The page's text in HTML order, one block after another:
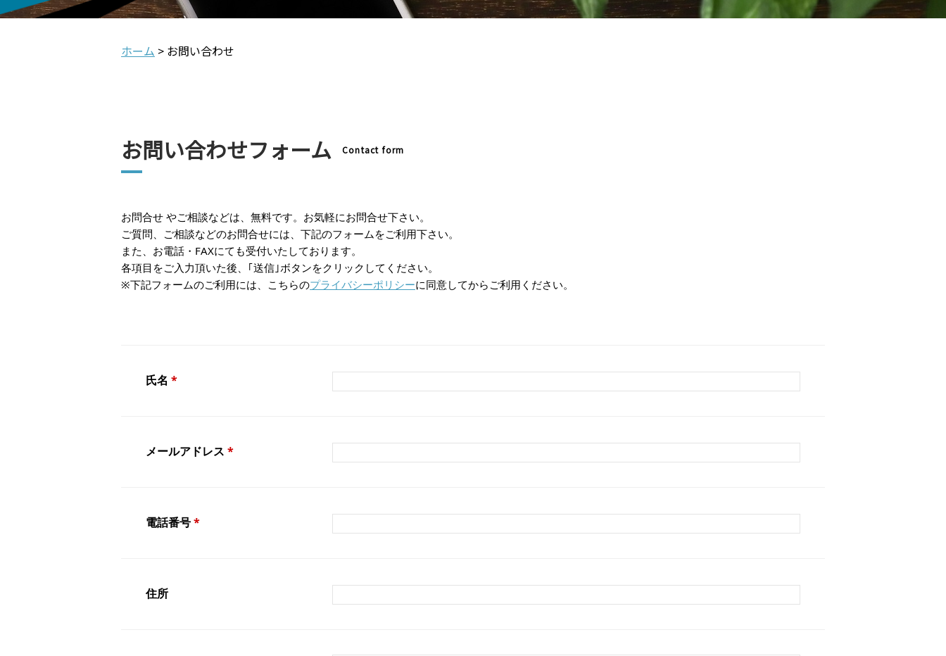
ホーム > お問い合わせ
お問い合わせフォーム Contact form
お問合せ やご相談などは、無料です。お気軽にお問合せ下さい。
ご質問、ご相談などのお問合せには、下記のフォームをご利用下さい。
また、お電話・FAXにても受付いたしております。
各項目をご入力頂いた後、｢送信｣ボタンをクリックしてください。
※下記フォームのご利用には、こちらのプライバシーポリシーに同意してからご利用ください。
氏名 *
メールアドレス *
電話番号*
住所